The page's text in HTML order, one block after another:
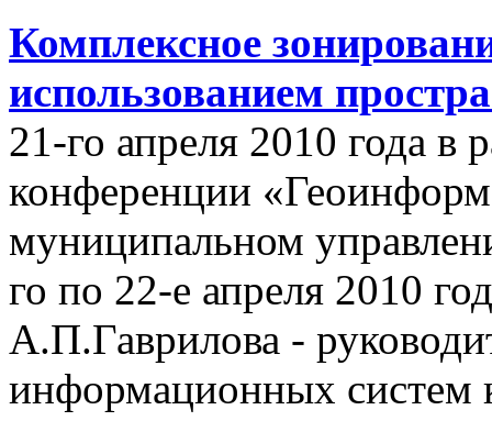
Комплексное
использованием
21-го апреля 2010 года в
конференции
муниципальном
го по 22-е апреля 2010
А.П.Гаврилова -
информационных систем